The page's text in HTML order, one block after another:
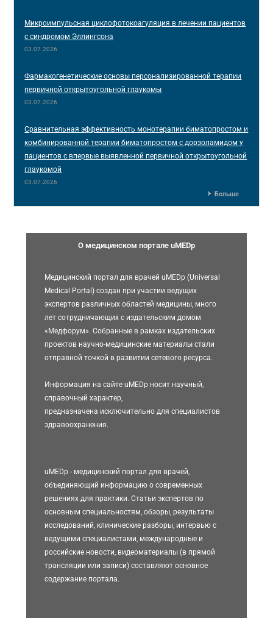
Микроимпульсная циклофотокоагуляция в лечении пациентов
с синдромом Эллингсона
03.07.2026
Фармакогенетические основы персонализированной терапии
первичной открытоугольной глаукомы
03.07.2026
Сравнительная эффективность монотерапии биматопростом и
комбинированной терапии биматопростом с дорзоламидом у
пациентов с впервые выявленной первичной открытоугольной
глаукомой
03.07.2026
Больше
О медицинском портале uMEDp
Медицинский портал для врачей uMEDp (Universal
Medical Portal) создан при участии ведущих
экспертов различных областей медицины, много
лет сотрудничающих с издательским домом
«Медфорум». Собранные в рамках издательских
проектов научно-медицинские материалы стали
отправной точкой в развитии сетевого ресурса.
Информация на сайте uMEDp носит научный,
справочный характер,
предназначена исключительно для специалистов
здравоохранения.
uMEDp - медицинский портал для врачей,
объединяющий информацию о современных
решениях для практики. Статьи экспертов по
основным специальностям, обзоры, результаты
исследований, клинические разборы, интервью с
ведущими специалистами, международные и
российские новости, видеоматериалы (в прямой
трансляции или записи) составляют основное
содержание портала.